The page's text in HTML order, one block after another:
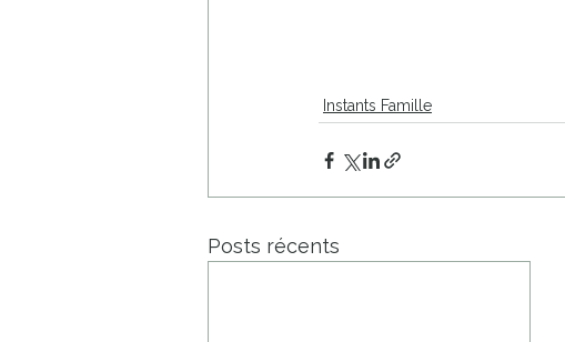
Instants Famille
Posts récents